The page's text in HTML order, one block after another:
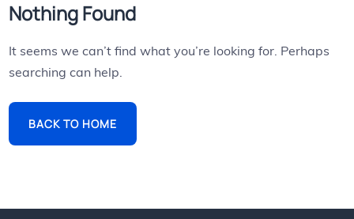
Nothing Found
It seems we can’t find what you’re looking for. Perhaps
searching can help.
BACK TO HOME